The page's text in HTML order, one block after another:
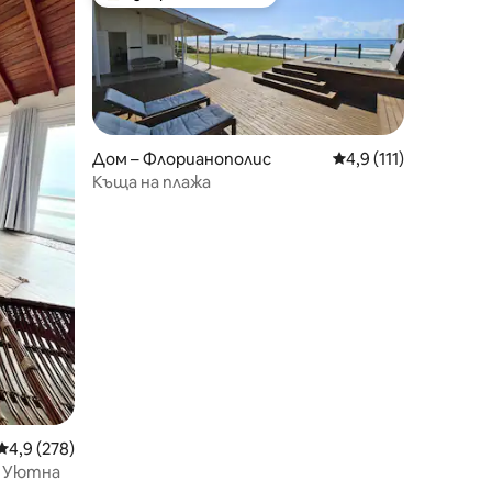
оценка: 4,9 от 5, 278 отзива
4,9 (278)
Уютна
Дом – Флорианополис Средна оценка: 4,9
4,9 (111)
Къща на плажа